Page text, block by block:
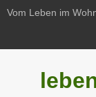
Vom Leben im